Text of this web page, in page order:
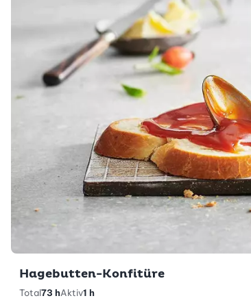
Hagebutten-Konfitüre
Total73 hAktiv1 h